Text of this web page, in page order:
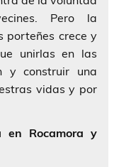
Pero la
porteñes crece y
unirlas en las
y construir una
vidas y por
en Rocamora y